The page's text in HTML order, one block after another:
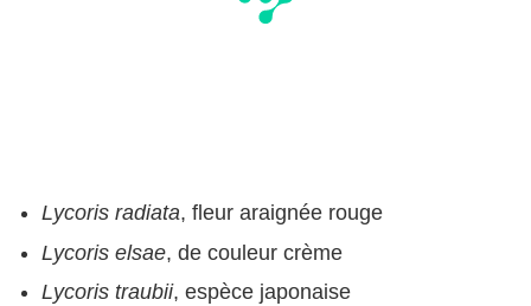
Lycoris radiata, fleur araignée rouge
Lycoris elsae, de couleur crème
Lycoris traubii, espèce japonaise